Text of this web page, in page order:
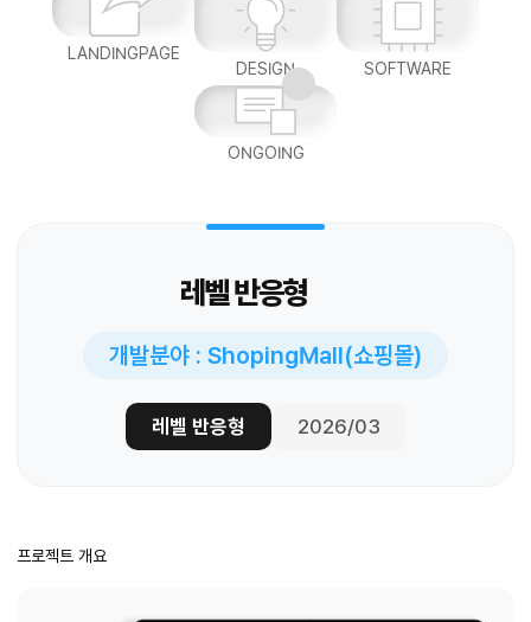
LANDINGPAGE
DESIGN
SOFTWARE
ONGOING
레벨 반응형
개발분야 : ShopingMall(쇼핑몰)
레벨 반응형 2026/03
프로젝트 개요